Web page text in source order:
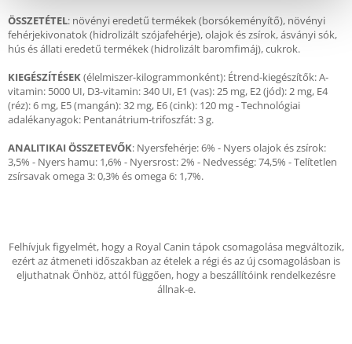
ÖSSZETÉTEL: növényi eredetű termékek (borsókeményítő), növényi
fehérjekivonatok (hidrolizált szójafehérje), olajok és zsírok, ásványi sók,
hús és állati eredetű termékek (hidrolizált baromfimáj), cukrok.
KIEGÉSZÍTÉSEK(élelmiszer-kilogrammonként): Étrend-kiegészítők: A-
vitamin: 5000 UI, D3-vitamin: 340 UI, E1 (vas): 25 mg, E2 (jód): 2 mg, E4
(réz): 6 mg, E5 (mangán): 32 mg, E6 (cink): 120 mg - Technológiai
adalékanyagok: Pentanátrium-trifoszfát: 3 g.
ANALITIKAI ÖSSZETEVŐK: Nyersfehérje: 6% - Nyers olajok és zsírok:
3,5% - Nyers hamu: 1,6% - Nyersrost: 2% - Nedvesség: 74,5% - Telítetlen
zsírsavak omega 3: 0,3% és omega 6: 1,7%.
Felhívjuk figyelmét, hogy a Royal Canin tápok csomagolása megváltozik,
ezért az átmeneti időszakban az ételek a régi és az új csomagolásban is
eljuthatnak Önhöz, attól függően, hogy a beszállítóink rendelkezésre
állnak-e.